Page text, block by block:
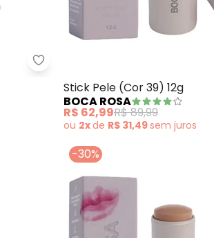
Boca Rosa - Pó Compacto (Cor
Stick Pele (Cor 39) 12g
BOCA ROSA
R$ 62,99R$ 89,99
ou 2xde R$ 31,49sem juros
-30%